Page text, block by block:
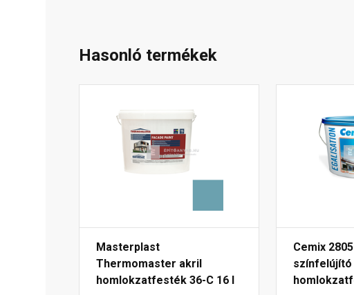
Hasonló termékek
Masterplast
Thermomaster akril
homlokzatfesték 36-C 16 l
Cemix
színfelújító